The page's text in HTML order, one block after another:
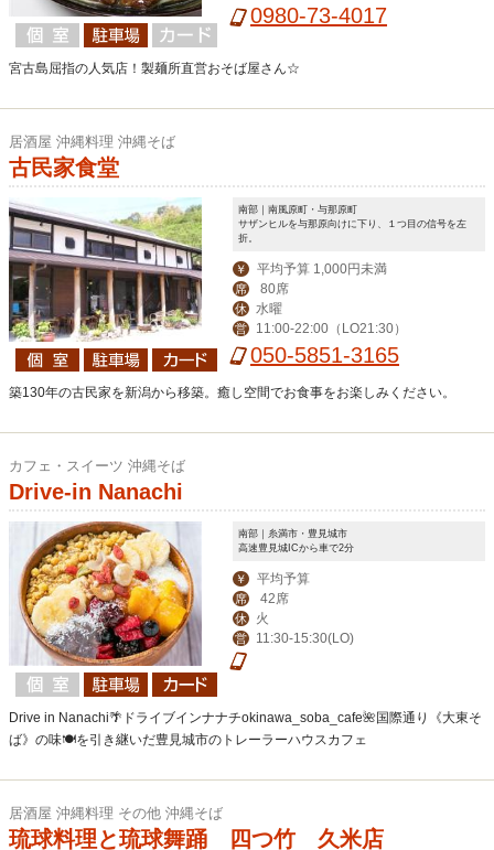
0980-73-4017
宮古島屈指の人気店！製麺所直営おそば屋さん☆
居酒屋 沖縄料理 沖縄そば
古民家食堂
南部｜南風原町・与那原町
サザンヒルを与那原向けに下り、１つ目の信号を左
折。
￥ 平均予算 1,000円未満
席 80席
休 水曜
営 11:00-22:00（LO21:30）
050-5851-3165
築130年の古民家を新潟から移築。癒し空間でお食事をお楽しみください。
カフェ・スイーツ 沖縄そば
Drive-in Nanachi
南部｜糸満市・豊見城市
高速豊見城ICから車で2分
￥ 平均予算
席 42席
休 火
営 11:30-15:30(LO)
Drive in Nanachi🌴ドライブインナナチokinawa_soba_cafe🌺国際通り《大東そ
ば》の味🍽を引き継いだ豊見城市のトレーラーハウスカフェ
居酒屋 沖縄料理 その他 沖縄そば
琉球料理と琉球舞踊 四つ竹 久米店